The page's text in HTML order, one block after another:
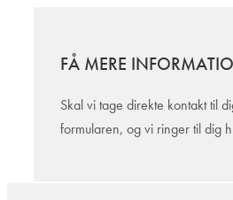
FÅ MERE
Skal vi tage direkte kontakt til
formularen, og vi ringer til dig